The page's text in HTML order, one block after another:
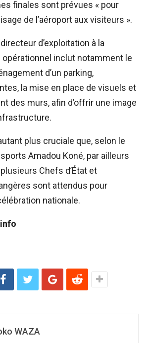
finales sont prévues « pour
de l’aéroport aux visiteurs ».
d’exploitation à la
opérationnel inclut notamment le
d’un parking,
la mise en place de visuels et
des murs, afin d’offrir une image
plus cruciale que, selon le
Amadou Koné, par ailleurs
Chefs d’État et
sont attendus pour
nationale.
WAZA